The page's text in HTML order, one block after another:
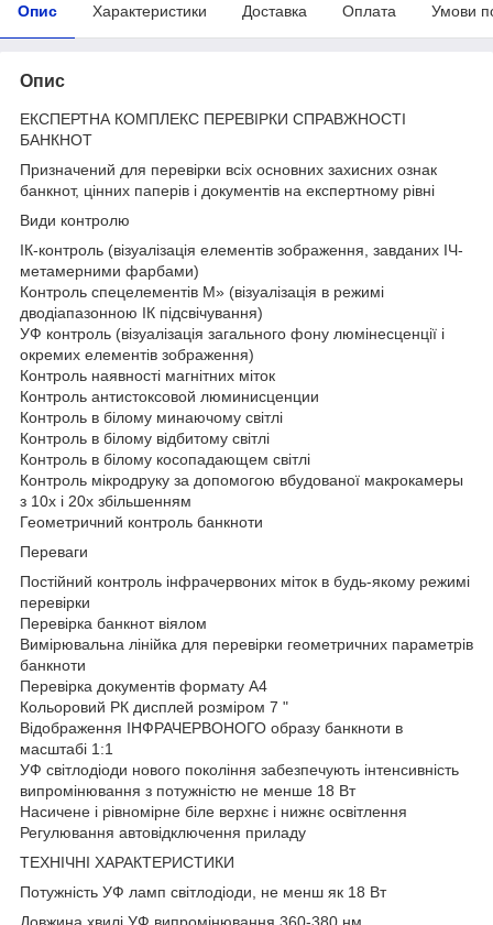
Опис Характеристики Доставка Оплата Умови
Опис
ЕКСПЕРТНА КОМПЛЕКС ПЕРЕВІРКИ СПРАВЖНОСТІ
БАНКНОТ
Призначений для перевірки всіх основних захисних ознак
банкнот, цінних паперів і документів на експертному рівні
Види контролю
ІК-контроль (візуалізація елементів зображення, завданих ІЧ-
метамерними фарбами)
Контроль спецелементів М» (візуалізація в режимі
дводіапазонною ІК підсвічування)
УФ контроль (візуалізація загального фону люмінесценції і
окремих елементів зображення)
Контроль наявності магнітних міток
Контроль антистоксовой люминисценции
Контроль в білому минаючому світлі
Контроль в білому відбитому світлі
Контроль в білому косопадающем світлі
Контроль мікродруку за допомогою вбудованої макрокамеры
з 10х і 20х збільшенням
Геометричний контроль банкноти
Переваги
Постійний контроль інфрачервоних міток в будь-якому режимі
перевірки
Перевірка банкнот віялом
Вимірювальна лінійка для перевірки геометричних параметрів
банкноти
Перевірка документів формату А4
Кольоровий РК дисплей розміром 7 "
Відображення ІНФРАЧЕРВОНОГО образу банкноти в
масштабі 1:1
УФ світлодіоди нового покоління забезпечують інтенсивність
випромінювання з потужністю не менше 18 Вт
Насичене і рівномірне біле верхнє і нижнє освітлення
Регулювання автовідключення приладу
ТЕХНІЧНІ ХАРАКТЕРИСТИКИ
Потужність УФ ламп світлодіоди, не менш як 18 Вт
Довжина хвилі УФ випромінювання 360-380 нм